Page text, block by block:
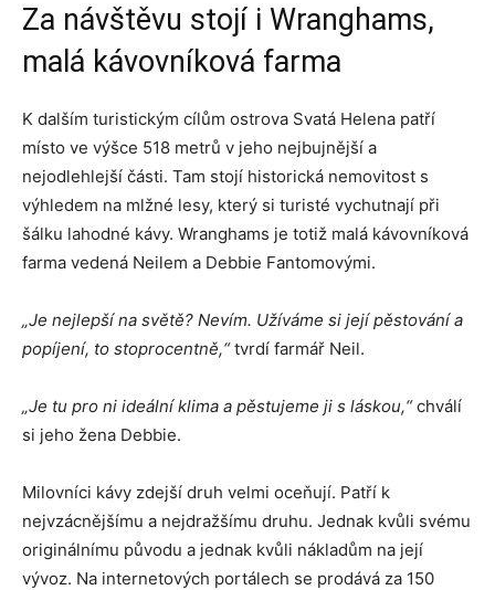
Za návštěvu stojí i Wranghams,
malá kávovníková farma
K dalším turistickým cílům ostrova Svatá Helena patří
místo ve výšce 518 metrů v jeho nejbujnější a
nejodlehlejší části. Tam stojí historická nemovitost s
výhledem na mlžné lesy, který si turisté vychutnají při
šálku lahodné kávy. Wranghams je totiž malá kávovníková
farma vedená Neilem a Debbie Fantomovými.
„Je nejlepší na světě? Nevím. Užíváme si její pěstování a
popíjení, to stoprocentně,“tvrdí farmář Neil.
„Je tu pro ni ideální klima a pěstujeme ji s láskou,“chválí
si jeho žena Debbie.
Milovníci kávy zdejší druh velmi oceňují. Patří k
nejvzácnějšímu a nejdražšímu druhu. Jednak kvůli svému
originálnímu původu a jednak kvůli nákladům na její
vývoz. Na internetových portálech se prodává za 150